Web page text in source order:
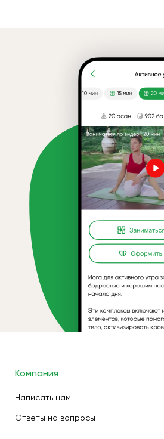
Компания
Написать нам
Ответы на вопросы